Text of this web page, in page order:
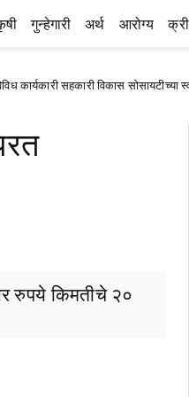
गुन्हेगारी अर्थ आरोग्य
सहकारी विकास सोसायटीच्या स्वीकृत
रुपये किमतीचे २०